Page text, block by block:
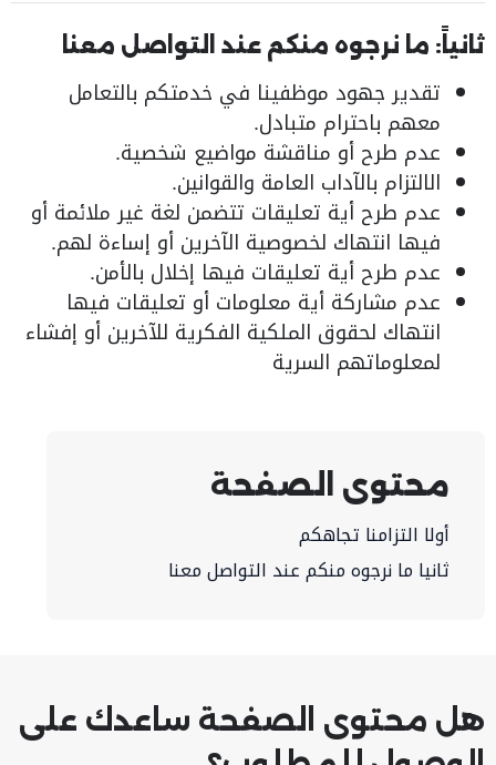
ثانياً: ما نرجوه منكم عند التواصل معنا
تقدير جهود موظفينا في خدمتكم بالتعامل
معهم باحترام متبادل.
عدم طرح أو مناقشة مواضيع شخصية.
الالتزام بالآداب العامة والقوانين.
عدم طرح أية تعليقات تتضمن لغة غير ملائمة أو
فيها انتهاك لخصوصية الآخرين أو إساءة لهم.
عدم طرح أية تعليقات فيها إخلال بالأمن.
عدم مشاركة أية معلومات أو تعليقات فيها
انتهاك لحقوق الملكية الفكرية للآخرين أو إفشاء
لمعلوماتهم السرية
محتوى الصفحة
أولا التزامنا تجاهكم
ثانيا ما نرجوه منكم عند التواصل معنا
هل محتوى الصفحة ساعدك على